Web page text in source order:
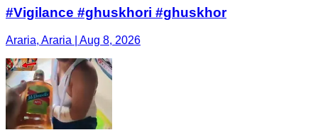
#Vigilance #ghuskhori #ghuskhor
Araria, Araria | Aug 8, 2026